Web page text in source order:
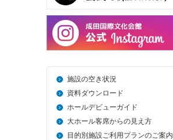
施設の空き状況
資料ダウンロード
ホールデビューガイド
大ホール客席からの見え方
目的別施設ご利用プランのご案内